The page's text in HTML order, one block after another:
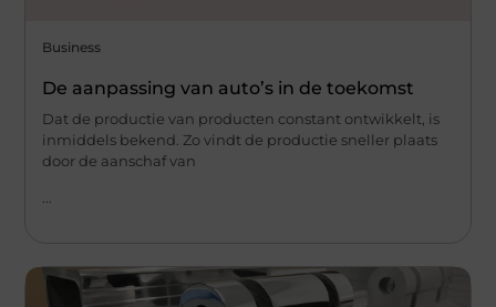
Business
De aanpassing van auto’s in de toekomst
Dat de productie van producten constant ontwikkelt, is
inmiddels bekend. Zo vindt de productie sneller plaats
door de aanschaf van
...